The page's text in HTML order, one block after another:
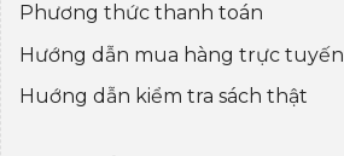
Phương thức thanh toán
Hướng dẫn mua hàng trực tuyến
Huớng dẫn kiểm tra sách thật